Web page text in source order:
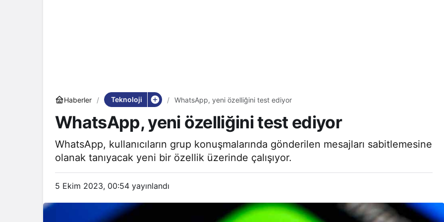
Haberler Teknoloji WhatsApp, yeni özelliğini test ediyor
WhatsApp, yeni özelliğini test ediyor
WhatsApp, kullanıcıların grup konuşmalarında gönderilen mesajları sabitlemesine
olanak tanıyacak yeni bir özellik üzerinde çalışıyor.
5 Ekim 2023, 00:54 yayınlandı